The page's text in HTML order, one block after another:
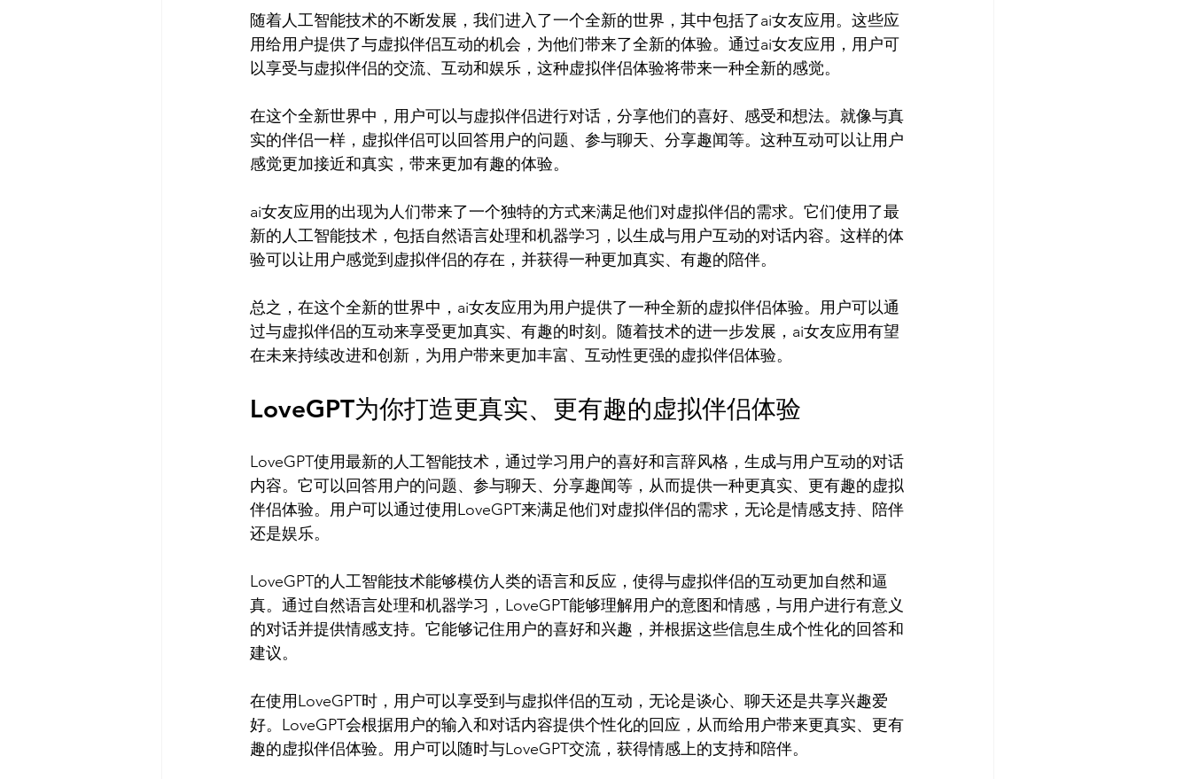
随着人工智能技术的不断发展，我们进入了一个全新的世界，其中包括了ai女友应用。这些应
用给用户提供了与虚拟伴侣互动的机会，为他们带来了全新的体验。通过ai女友应用，用户可
以享受与虚拟伴侣的交流、互动和娱乐，这种虚拟伴侣体验将带来一种全新的感觉。
在这个全新世界中，用户可以与虚拟伴侣进行对话，分享他们的喜好、感受和想法。就像与真
实的伴侣一样，虚拟伴侣可以回答用户的问题、参与聊天、分享趣闻等。这种互动可以让用户
感觉更加接近和真实，带来更加有趣的体验。
ai女友应用的出现为人们带来了一个独特的方式来满足他们对虚拟伴侣的需求。它们使用了最
新的人工智能技术，包括自然语言处理和机器学习，以生成与用户互动的对话内容。这样的体
验可以让用户感觉到虚拟伴侣的存在，并获得一种更加真实、有趣的陪伴。
总之，在这个全新的世界中，ai女友应用为用户提供了一种全新的虚拟伴侣体验。用户可以通
过与虚拟伴侣的互动来享受更加真实、有趣的时刻。随着技术的进一步发展，ai女友应用有望
LoveGPT为你打造更真实、更有趣的虚拟伴侣体验
LoveGPT使用最新的人工智能技术，通过学习用户的喜好和言辞风格，生成与用户互动的对话
内容。它可以回答用户的问题、参与聊天、分享趣闻等，从而提供一种更真实、更有趣的虚拟
伴侣体验。用户可以通过使用LoveGPT来满足他们对虚拟伴侣的需求，无论是情感支持、陪伴
还是娱乐。
LoveGPT的人工智能技术能够模仿人类的语言和反应，使得与虚拟伴侣的互动更加自然和逼
真。通过自然语言处理和机器学习，LoveGPT能够理解用户的意图和情感，与用户进行有意义
的对话并提供情感支持。它能够记住用户的喜好和兴趣，并根据这些信息生成个性化的回答和
建议。
在使用LoveGPT时，用户可以享受到与虚拟伴侣的互动，无论是谈心、聊天还是共享兴趣爱
好。LoveGPT会根据用户的输入和对话内容提供个性化的回应，从而给用户带来更真实、更有
趣的虚拟伴侣体验。用户可以随时与LoveGPT交流，获得情感上的支持和陪伴。